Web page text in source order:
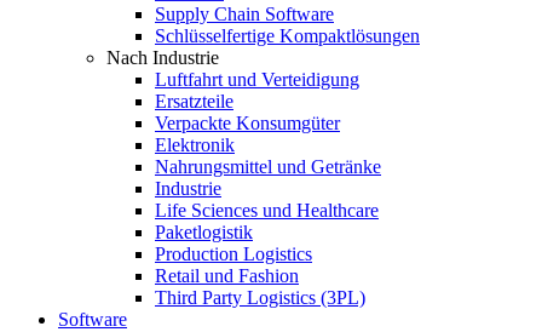
Supply Chain Software
Schlüsselfertige Kompaktlösungen
Nach Industrie
Luftfahrt und Verteidigung
Ersatzteile
Verpackte Konsumgüter
Elektronik
Nahrungsmittel und Getränke
Industrie
Life Sciences und Healthcare
Paketlogistik
Production Logistics
Retail und Fashion
Third Party Logistics (3PL)
Software